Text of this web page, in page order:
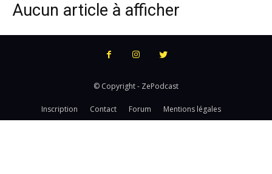
Aucun article à afficher
© Copyright - ZePodcast
Inscription Contact Forum Mentions légales